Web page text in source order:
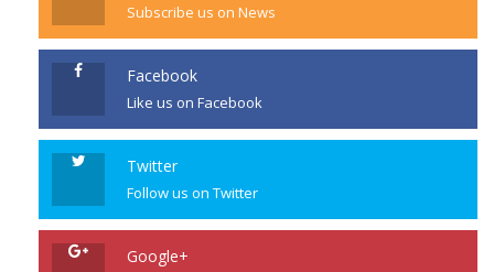
Subscribe us on News
Facebook
Like us on Facebook
Twitter
Follow us on Twitter
Google+